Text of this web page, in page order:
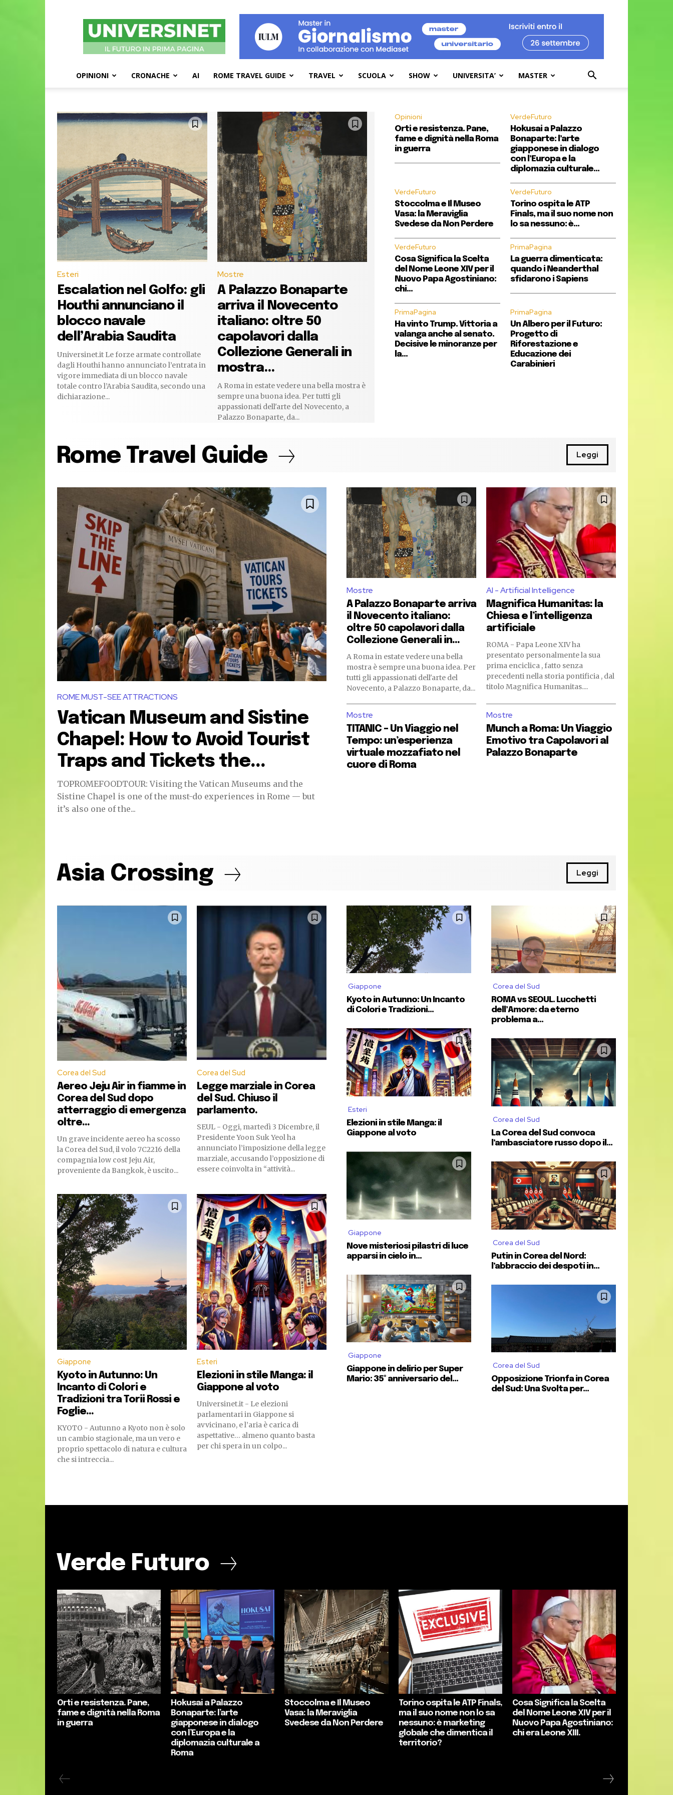
Master in Giornalismo IULM realizzato in collaborazione con Mediaset , è una delleScuole riconosciute dall’Ordine dei Giornalisti
sede sostitutiva al praticantato biennale per accedere all’esame di Stato per professionisti.
È considerata tra le Scuole di Giornalismo più prestigiose in Italia e consente agli allievi di svolgere5 mesi nelle maggiori testate nazionali.
Il Master in giornalismo IULM è attivo dal 2002 e suoi allievi rappresentano oggi l’ossatura di molte delle più importanti testate cartacee, televisive,
multimediali, digitali e social.
Il Master è a numero programmato: 15 gli studenti ammessi ogni anno.
Dieci le borse di studio da 5000 euro a disposizione nei due anni di frequenza.
Le domande di ammissione per l’Anno Accademico 2025/2026 sono previste a partire da metà agosto a fine settembre 2025.
Per richiedere maggiori informazioni: master.giornalismo@iulm.it
UniversiNet
Magazine
OPINIONI CRONACHE AI ROME TRAVEL GUIDE TRAVEL SCUOLA SHOW UNIVERSITA’ MASTER
Esteri
Escalation nel Golfo: gli
Houthi annunciano il
blocco navale
dell’Arabia Saudita
Universinet.it Le forze armate controllate
dagli Houthi hanno annunciato l’entrata in
vigore immediata di un blocco navale
totale contro l’Arabia Saudita, secondo una
dichiarazione...
Mostre
A Palazzo Bonaparte
arriva il Novecento
italiano: oltre 50
capolavori dalla
Collezione Generali in
mostra...
A Roma in estate vedere una bella mostra è
sempre una buona idea. Per tutti gli
appassionati dell'arte del Novecento, a
Palazzo Bonaparte, da...
Opinioni
Orti e resistenza. Pane,
fame e dignità nella Roma
in guerra
VerdeFuturo
Hokusai a Palazzo
Bonaparte: l’arte
giapponese in dialogo
con l’Europa e la
diplomazia culturale...
VerdeFuturo
Stoccolma e Il Museo
Vasa: la Meraviglia
Svedese da Non Perdere
VerdeFuturo
Torino ospita le ATP
Finals, ma il suo nome non
lo sa nessuno: è...
VerdeFuturo
Cosa Significa la Scelta
del Nome Leone XIV per il
Nuovo Papa Agostiniano:
chi...
PrimaPagina
La guerra dimenticata:
quando i Neanderthal
sfidarono i Sapiens
PrimaPagina
Ha vinto Trump. Vittoria a
valanga anche al senato.
Decisive le minoranze per
la...
PrimaPagina
Un Albero per il Futuro:
Progetto di
Riforestazione e
Educazione dei
Carabinieri
Rome Travel Guide Leggi
ROME MUST-SEE ATTRACTIONS
Vatican Museum and Sistine
Chapel: How to Avoid Tourist
Traps and Tickets the...
TOPROMEFOODTOUR: Visiting the Vatican Museums and the
Sistine Chapel is one of the must-do experiences in Rome — but
it’s also one of the...
Mostre
A Palazzo Bonaparte arriva
il Novecento italiano:
oltre 50 capolavori dalla
Collezione Generali in...
A Roma in estate vedere una bella
mostra è sempre una buona idea. Per
tutti gli appassionati dell'arte del
Novecento, a Palazzo Bonaparte, da...
AI - Artificial Intelligence
Magnifica Humanitas: la
Chiesa e l’intelligenza
artificiale
ROMA - Papa Leone XIV ha
presentato personalmente la sua
prima enciclica , fatto senza
precedenti nella storia pontificia , dal
titolo Magnifica Humanitas....
Mostre
TITANIC – Un Viaggio nel
Tempo: un’esperienza
virtuale mozzafiato nel
cuore di Roma
Mostre
Munch a Roma: Un Viaggio
Emotivo tra Capolavori al
Palazzo Bonaparte
Asia Crossing Leggi
Corea del Sud
Aereo Jeju Air in fiamme in
Corea del Sud dopo
atterraggio di emergenza
oltre...
Un grave incidente aereo ha scosso
la Corea del Sud, il volo 7C2216 della
compagnia low cost Jeju Air,
proveniente da Bangkok, è uscito...
Corea del Sud
Legge marziale in Corea
del Sud. Chiuso il
parlamento.
SEUL - Oggi, martedì 3 Dicembre, il
Presidente Yoon Suk Yeol ha
annunciato l’imposizione della legge
marziale, accusando l’opposizione di
essere coinvolta in “attività...
Giappone
Kyoto in Autunno: Un
Incanto di Colori e
Tradizioni tra Torii Rossi e
Foglie...
KYOTO - Autunno a Kyoto non è solo
un cambio stagionale, ma un vero e
proprio spettacolo di natura e cultura
che si intreccia...
Esteri
Elezioni in stile Manga: il
Giappone al voto
Universinet.it - Le elezioni
parlamentari in Giappone si
avvicinano, e l’aria è carica di
aspettative… almeno quanto basta
per chi spera in un colpo...
Giappone
Kyoto in Autunno: Un Incanto
di Colori e Tradizioni...
Esteri
Elezioni in stile Manga: il
Giappone al voto
Giappone
Nove misteriosi pilastri di luce
apparsi in cielo in...
Giappone
Giappone in delirio per Super
Mario: 35° anniversario del...
Corea del Sud
ROMA vs SEOUL. Lucchetti
dell’Amore: da eterno
problema a...
Corea del Sud
La Corea del Sud convoca
l’ambasciatore russo dopo il...
Corea del Sud
Putin in Corea del Nord:
l’abbraccio dei despoti in...
Corea del Sud
Opposizione Trionfa in Corea
del Sud: Una Svolta per...
Verde Futuro
Orti e resistenza. Pane,
fame e dignità nella Roma
in guerra
Hokusai a Palazzo
Bonaparte: l’arte
giapponese in dialogo
con l’Europa e la
diplomazia culturale a
Roma
Stoccolma e Il Museo
Vasa: la Meraviglia
Svedese da Non Perdere
Torino ospita le ATP Finals,
ma il suo nome non lo sa
nessuno: è marketing
globale che dimentica il
territorio?
Cosa Significa la Scelta
del Nome Leone XIV per il
Nuovo Papa Agostiniano:
chi era Leone XIII.